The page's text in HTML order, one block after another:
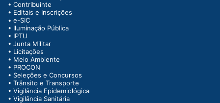
• Contribuinte
• Editais e Inscrições
• e-SIC
• Iluminação Pública
• IPTU
• Junta Militar
• Licitações
• Meio Ambiente
• PROCON
• Seleções e Concursos
• Trânsito e Transporte
• Vigilância Epidemiológica
• Vigilância Sanitária